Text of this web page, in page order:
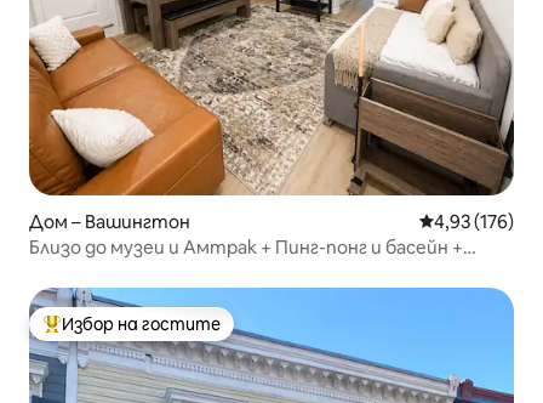
Дом – Вашингтон Средна
4,93 (176)
Близо до музеи и Амтрак + Пинг-понг и басейн +
Най-популярен избор на гостите
Избор на гостите